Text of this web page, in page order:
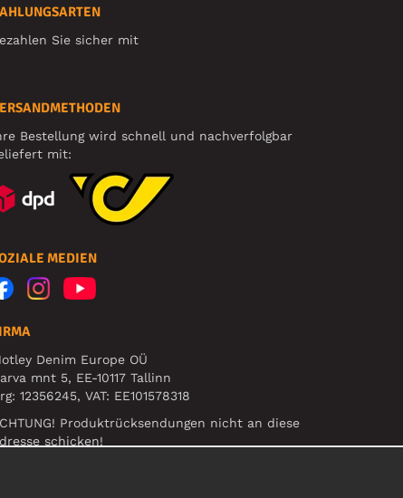
Sie sicher mit
Bestellung wird schnell und nachverfolgbar
mit:
MEDIEN
Denim Europe OÜ
mnt 5, EE-10117 Tallinn
12356245, VAT: EE101578318
Produktrücksendungen nicht an diese
schicken!